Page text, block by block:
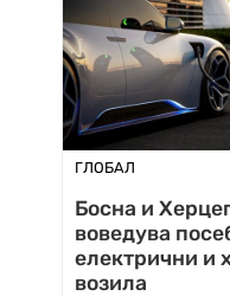
ГЛОБАЛ
Босна и
воведува
електрични и
возила